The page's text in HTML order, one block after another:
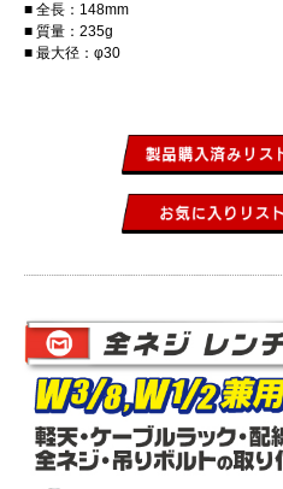
全長：148mm
質量：235g
最大径：φ30